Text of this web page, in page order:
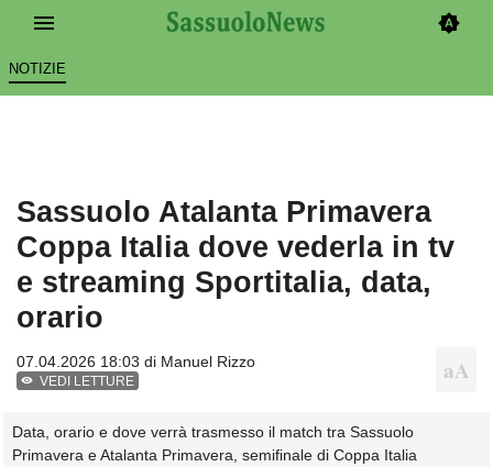
NOTIZIE
Sassuolo Atalanta Primavera
Coppa Italia dove vederla in tv
e streaming Sportitalia, data,
orario
07.04.2026 18:03 di Manuel Rizzo
VEDI LETTURE
Data, orario e dove verrà trasmesso il match tra Sassuolo
Primavera e Atalanta Primavera, semifinale di Coppa Italia